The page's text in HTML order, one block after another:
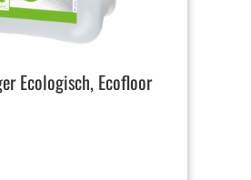
Ecologisch, Ecofloor